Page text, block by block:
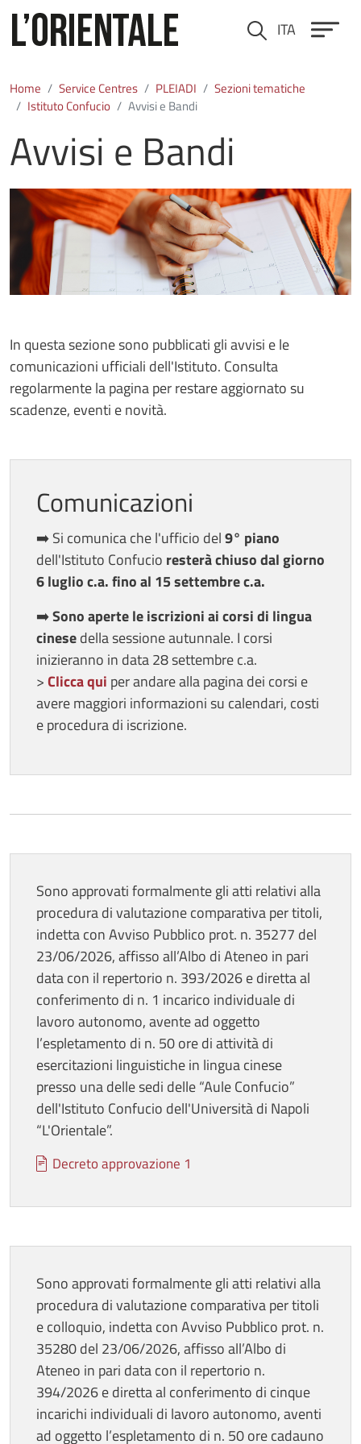
Cerca ITA
Home Service Centres PLEIADI
Sezioni tematiche
Istituto Confucio
Avvisi e Bandi
Avvisi e Bandi
Immagine
In questa sezione sono pubblicati gli avvisi e le
comunicazioni ufficiali dell'Istituto. Consulta
regolarmente la pagina per restare aggiornato su
scadenze, eventi e novità.
Comunicazioni
➡️ Si comunica che l'ufficio del9° piano
dell'Istituto Confucio resterà chiuso dal giorno
6 luglio c.a. fino al 15 settembre c.a.
➡️Sono aperte le iscrizioniai corsi di lingua
cinesedella sessione autunnale. I corsi
inizieranno in data 28 settembre c.a.
>Clicca qui per andare alla pagina dei corsi e
avere maggiori informazioni su calendari, costi
e procedura di iscrizione.
Sono approvati formalmente gli atti relativi alla
procedura di valutazione comparativa per titoli,
indetta con Avviso Pubblico prot. n. 35277 del
23/06/2026, affisso all’Albo di Ateneo in pari
data con il repertorio n. 393/2026 e diretta al
conferimento di n. 1 incarico individuale di
lavoro autonomo, avente ad oggetto
l’espletamento di n. 50 ore di attività di
esercitazioni linguistiche in lingua cinese
presso una delle sedi delle “Aule Confucio”
dell'Istituto Confucio dell'Università di Napoli
“L'Orientale”.
Documento
Decreto approvazione 1
Sono approvati formalmente gli atti relativi alla
procedura di valutazione comparativa per titoli
e colloquio, indetta con Avviso Pubblico prot. n.
35280 del 23/06/2026, affisso all’Albo di
Ateneo in pari data con il repertorio n.
394/2026 e diretta al conferimento di cinque
incarichi individuali di lavoro autonomo, aventi
ad oggetto l’espletamento di n. 50 ore cadauno